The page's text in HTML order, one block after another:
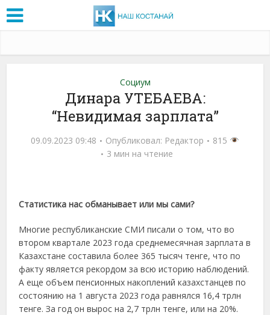
Социум
Динара УТЕБАЕВА:
“Невидимая зарплата”
09.09.2023 09:48 Опубликовал: Редактор
815
3 мин на чтение
Статистика нас обманывает или мы сами?
Многие республиканские СМИ писали о том, что во
втором квартале 2023 года среднемесячная зарплата в
Казахстане составила более 365 тысяч тенге, что по
факту является рекордом за всю историю наблюдений.
А еще объем пенсионных накоплений казахстанцев по
состоянию на 1 августа 2023 года равнялся 16,4 трлн
тенге. За год он вырос на 2,7 трлн тенге, или на 20%.